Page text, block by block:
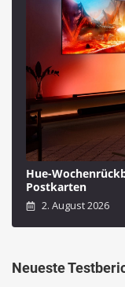
Hue-
Postkarten
2. August 2026
Neueste